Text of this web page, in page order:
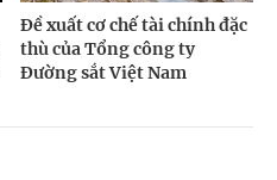
Đề xuất cơ chế tài chính đặc
thù của Tổng công ty
Đường sắt Việt Nam